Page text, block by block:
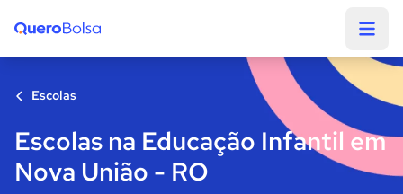
Escolas
Escolas na Educação Infantil em
Nova União - RO